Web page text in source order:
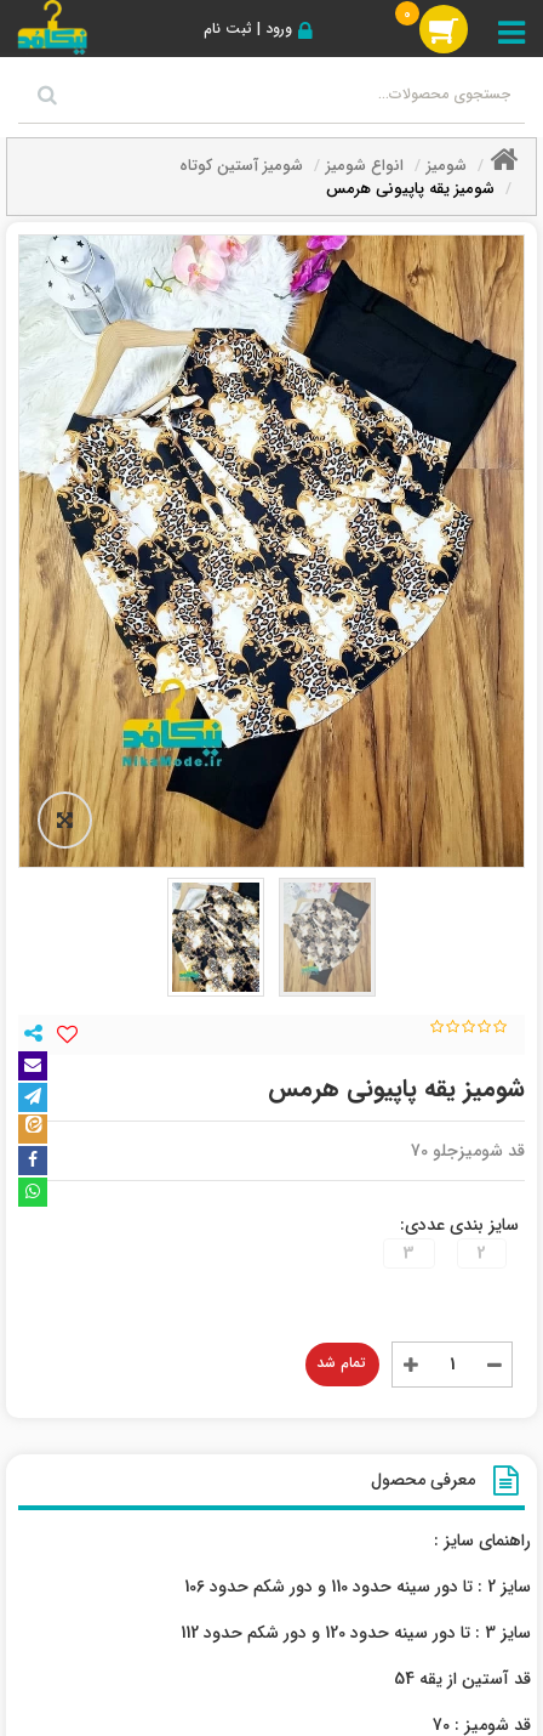
ورود | ثبت نام
0
شومیز انواع شومیز
شومیز آستین کوتاه
شومیز یقه پاپیونی هرمس
شومیز یقه پاپیونی هرمس
قد شومیزجلو 70
سایز بندی عددی:
2
3
تمام شد
معرفی محصول
راهنمای سایز :
سایز 2 : تا دور سینه حدود 110 و دور شکم حدود 106
سایز 3 : تا دور سینه حدود 120 و دور شکم حدود 112
قد آستین از یقه 54
قد شومیز : 70